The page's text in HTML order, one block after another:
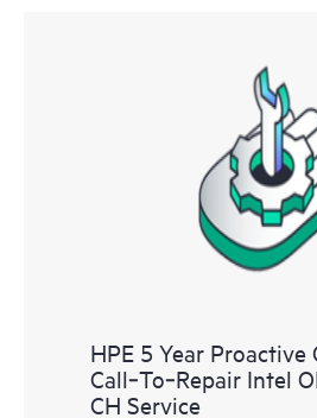
HPE 5 Year Proactive
Call‑To‑Repair Intel
CH Service